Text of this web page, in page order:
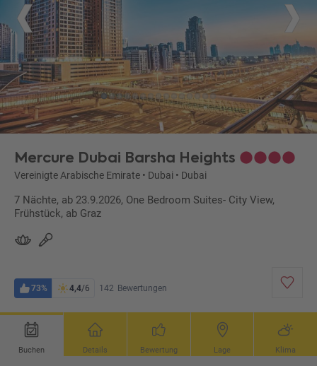
Mercure Dubai Barsha Heights
Vereinigte Arabische Emirate • Dubai • Dubai
7 Nächte, ab 23.9.2026, One Bedroom Suites- City View,
Frühstück, ab Graz
73% 4,4/6 142 Bewertungen
Buchen Details Bewertung Lage Klima